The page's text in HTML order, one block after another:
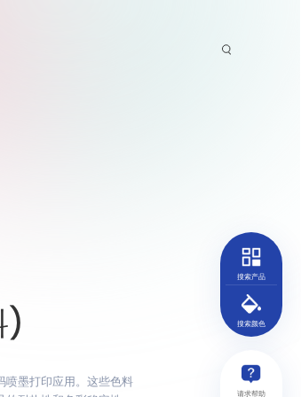
搜索产品
搜索颜色
请求帮助
)
喷墨打印应用。这些色料